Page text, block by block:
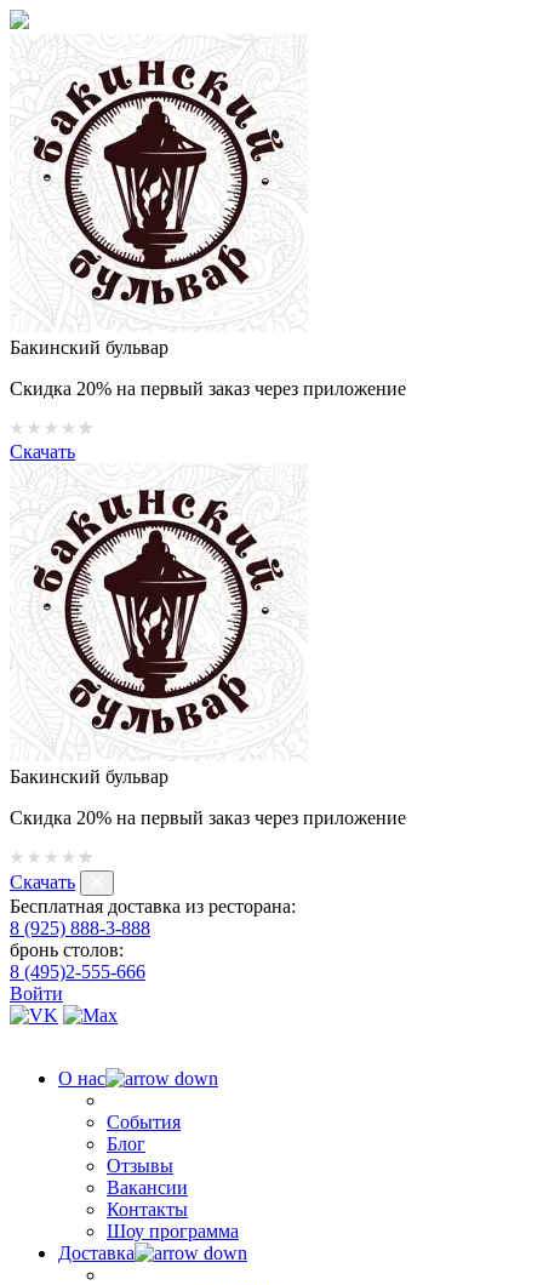
Бакинский бульвар
Скидка 20% на первый заказ через приложение
Скачать
Бакинский бульвар
Скидка 20% на первый заказ через приложение
Скачать
Бесплатная доставка из ресторана:
8 (925) 888-3-888
бронь столов:
8 (495)2-555-666
Войти
О нас
События
Блог
Отзывы
Вакансии
Контакты
Шоу программа
Доставка